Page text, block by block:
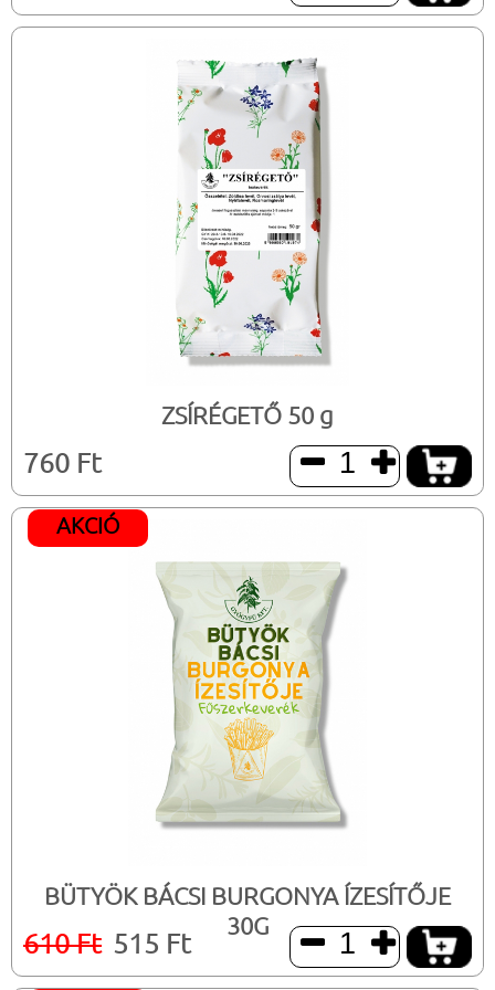
ZSÍRÉGETŐ 50 g
760 Ft  
AKCIÓ
BÜTYÖK BÁCSI BURGONYA ÍZESÍTŐJE
30G
610 Ft 515 Ft  